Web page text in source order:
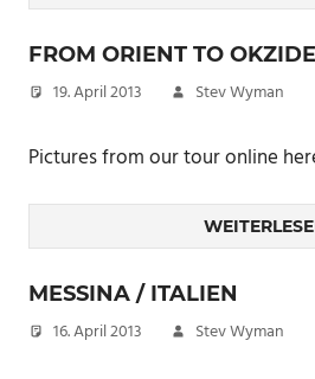
FROM ORIENT TO
19. April 2013 Stev Wyman
Pictures from our tour online
MESSINA / ITALIEN
16. April 2013 Stev Wyman